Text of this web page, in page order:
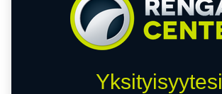
Yksityisyytesi